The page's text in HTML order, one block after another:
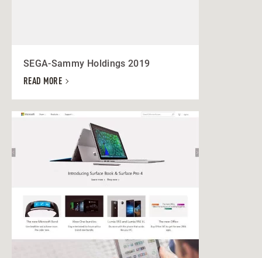
SEGA-Sammy Holdings 2019
READ MORE